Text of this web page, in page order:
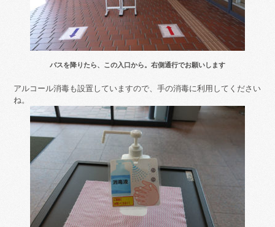
バスを降りたら、この入口から。右側通行でお願いします
アルコール消毒も設置していますので、手の消毒に利用してください
ね。